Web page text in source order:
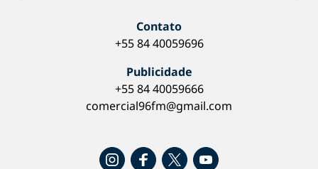
Contato
+55 84 40059696
Publicidade
+55 84 40059666
comercial96fm@gmail.com